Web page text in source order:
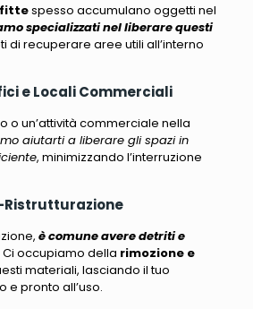
spesso accumulano oggetti nel
specializzati nel liberare questi
di recuperare aree utili all’interno
e Locali Commerciali
o un’attività commerciale nella
aiutarti a liberare gli spazi in
, minimizzando l’interruzione
Ristrutturazione
è comune avere detriti e
Ci occupiamo della rimozione e
materiali, lasciando il tuo
e pronto all’uso.